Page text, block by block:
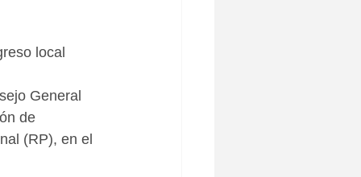
local
General
de
(RP), en el